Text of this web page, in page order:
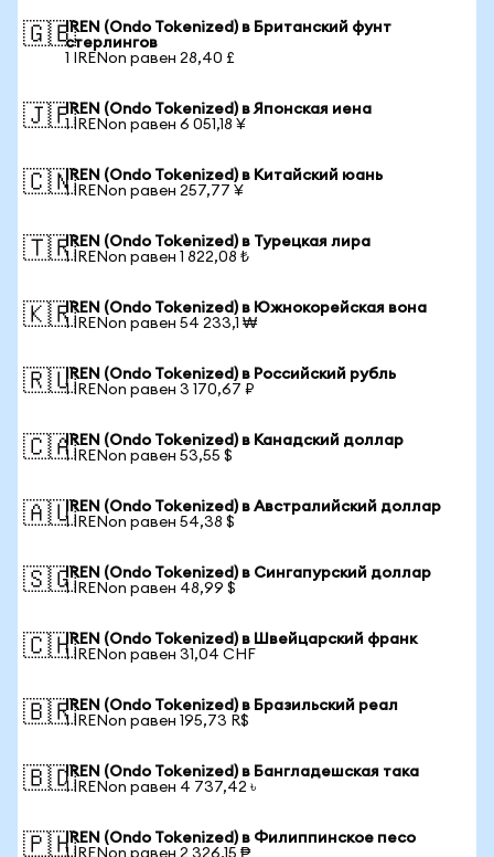
🇬🇧IREN (Ondo Tokenized) в Британский фунт
стерлингов
1 IRENon равен 28,40 £
🇯🇵IREN (Ondo Tokenized) в Японская иена
1 IRENon равен 6 051,18 ¥
🇨🇳IREN (Ondo Tokenized) в Китайский юань
1 IRENon равен 257,77 ¥
🇹🇷IREN (Ondo Tokenized) в Турецкая лира
1 IRENon равен 1 822,08 ₺
🇰🇷IREN (Ondo Tokenized) в Южнокорейская вона
1 IRENon равен 54 233,1 ₩
🇷🇺IREN (Ondo Tokenized) в Российский рубль
1 IRENon равен 3 170,67 ₽
🇨🇦IREN (Ondo Tokenized) в Канадский доллар
1 IRENon равен 53,55 $
🇦🇺IREN (Ondo Tokenized) в Австралийский доллар
1 IRENon равен 54,38 $
🇸🇬IREN (Ondo Tokenized) в Сингапурский доллар
1 IRENon равен 48,99 $
🇨🇭IREN (Ondo Tokenized) в Швейцарский франк
1 IRENon равен 31,04 CHF
🇧🇷IREN (Ondo Tokenized) в Бразильский реал
1 IRENon равен 195,73 R$
🇧🇩IREN (Ondo Tokenized) в Бангладешская така
1 IRENon равен 4 737,42 ৳
🇵🇭IREN (Ondo Tokenized) в Филиппинское песо
1 IRENon равен 2 326,15 ₱